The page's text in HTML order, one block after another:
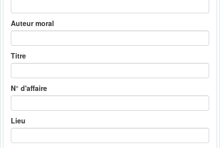
Auteur moral
Titre
N° d'affaire
Lieu